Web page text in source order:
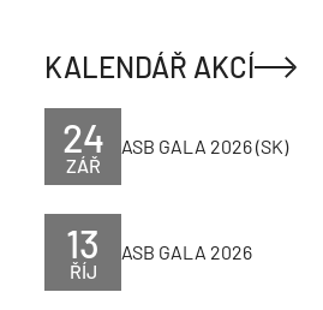
KALENDÁŘ AKCÍ
ZÁŘ
24 ASB GALA 2026 (SK)
ŘÍJ
13 ASB GALA 2026